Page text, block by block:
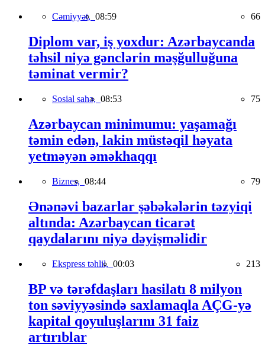
Cəmiyyət, 08:59 66
Diplom var, iş yoxdur: Azərbaycanda
təhsil niyə gənclərin məşğulluğuna
təminat vermir?
Sosial sahə, 08:53 75
Azərbaycan minimumu: yaşamağı
təmin edən, lakin müstəqil həyata
yetməyən əməkhaqqı
Biznes, 08:44 79
Ənənəvi bazarlar şəbəkələrin təzyiqi
altında: Azərbaycan ticarət
qaydalarını niyə dəyişməlidir
Ekspress təhlil, 00:03 213
BP və tərəfdaşları hasilatı 8 milyon
ton səviyyəsində saxlamaqla AÇG-yə
kapital qoyuluşlarını 31 faiz
artırıblar